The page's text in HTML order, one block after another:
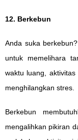
12. Berkebun
Anda suka
untuk memelihara
waktu luang,
menghilangkan stres.
Berkebun
mengalihkan pikiran